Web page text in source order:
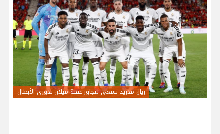
ريال مدريد يسعي لتجاوز عقبة ميلان بدوري الأبطال